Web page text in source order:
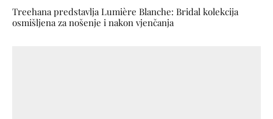
Treehana predstavlja Lumière Blanche: Bridal kolekcija
osmišljena za nošenje i nakon vjenčanja